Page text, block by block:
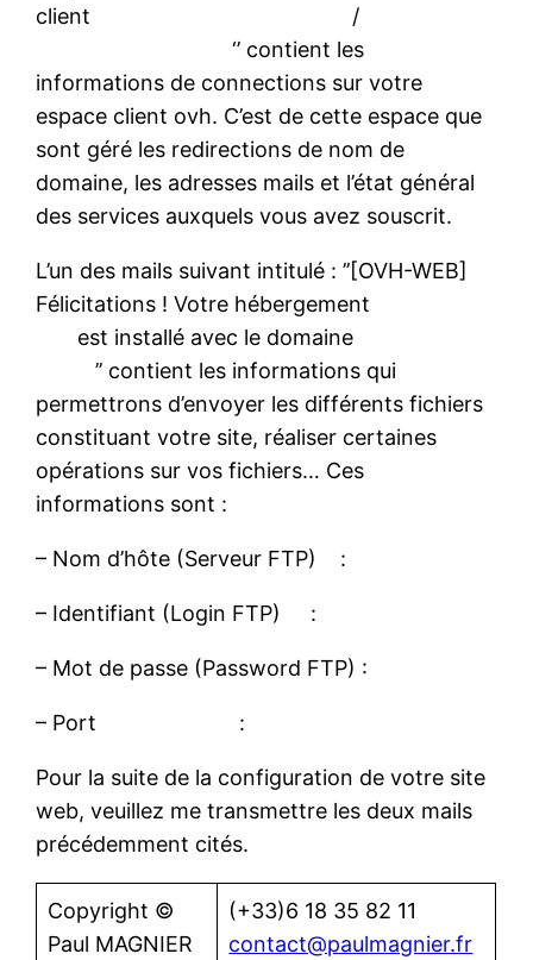
client /
‘’ contient les
informations de connections sur votre
espace client ovh. C’est de cette espace que
sont géré les redirections de nom de
domaine, les adresses mails et l’état général
des services auxquels vous avez souscrit.
L’un des mails suivant intitulé : ’’[OVH-WEB]
Félicitations ! Votre hébergement
est installé avec le domaine
’’ contient les informations qui
permettrons d’envoyer les différents fichiers
constituant votre site, réaliser certaines
opérations sur vos fichiers… Ces
informations sont :
– Nom d’hôte (Serveur FTP) :
– Identifiant (Login FTP) :
– Mot de passe (Password FTP) :
– Port :
Pour la suite de la configuration de votre site
web, veuillez me transmettre les deux mails
précédemment cités.
Copyright ©
Paul MAGNIER
(+33)6 18 35 82 11
contact@paulmagnier.fr